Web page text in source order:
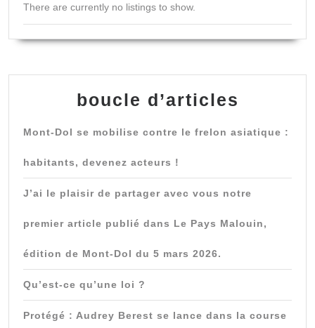
There are currently no listings to show.
boucle d’articles
Mont-Dol se mobilise contre le frelon asiatique :
habitants, devenez acteurs !
J’ai le plaisir de partager avec vous notre
premier article publié dans Le Pays Malouin,
édition de Mont-Dol du 5 mars 2026.
Qu’est-ce qu’une loi ?
Protégé : Audrey Berest se lance dans la course